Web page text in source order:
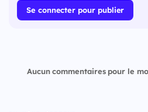
Se connecter pour publier
Aucun commentaires pour le